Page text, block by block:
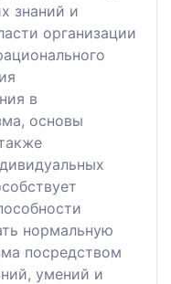
знаний и
организации
в
основы
нормальную
посредством
умений и